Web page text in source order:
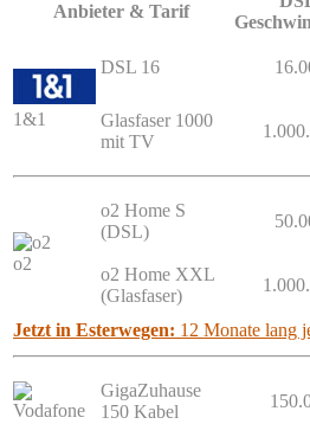
Anbieter & Tarif
1&1
DSL 16
Glasfaser 1000
mit TV
o2
o2 Home S
(DSL)
o2 Home XXL
(Glasfaser)
Jetzt in Esterwegen: 12 Monate lang
GigaZuhause
150 Kabel